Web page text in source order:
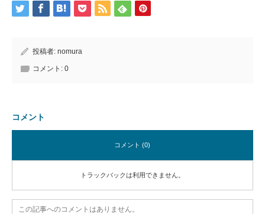
投稿者: nomura
コメント: 0
コメント
コメント (0)
トラックバックは利用できません。
この記事へのコメントはありません。